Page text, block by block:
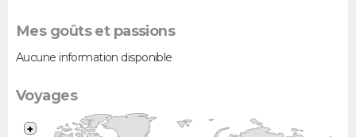
Mes goûts et passions
Aucune information disponible
Voyages
+